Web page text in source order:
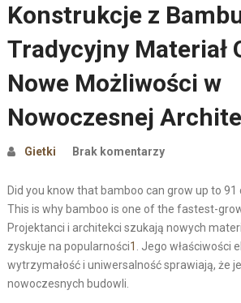
Konstrukcje z
Tradycyjny Materiał
Nowe Możliwości w
Nowoczesnej
Gietki Brak komentarzy
Did you know that bamboo can grow up to 91
This is why bamboo is one of the fastest-
Projektanci i architekci szukają nowych
zyskuje na popularności1
. Jego właściwości
wytrzymałość i uniwersalność sprawiają, że
nowoczesnych budowli.